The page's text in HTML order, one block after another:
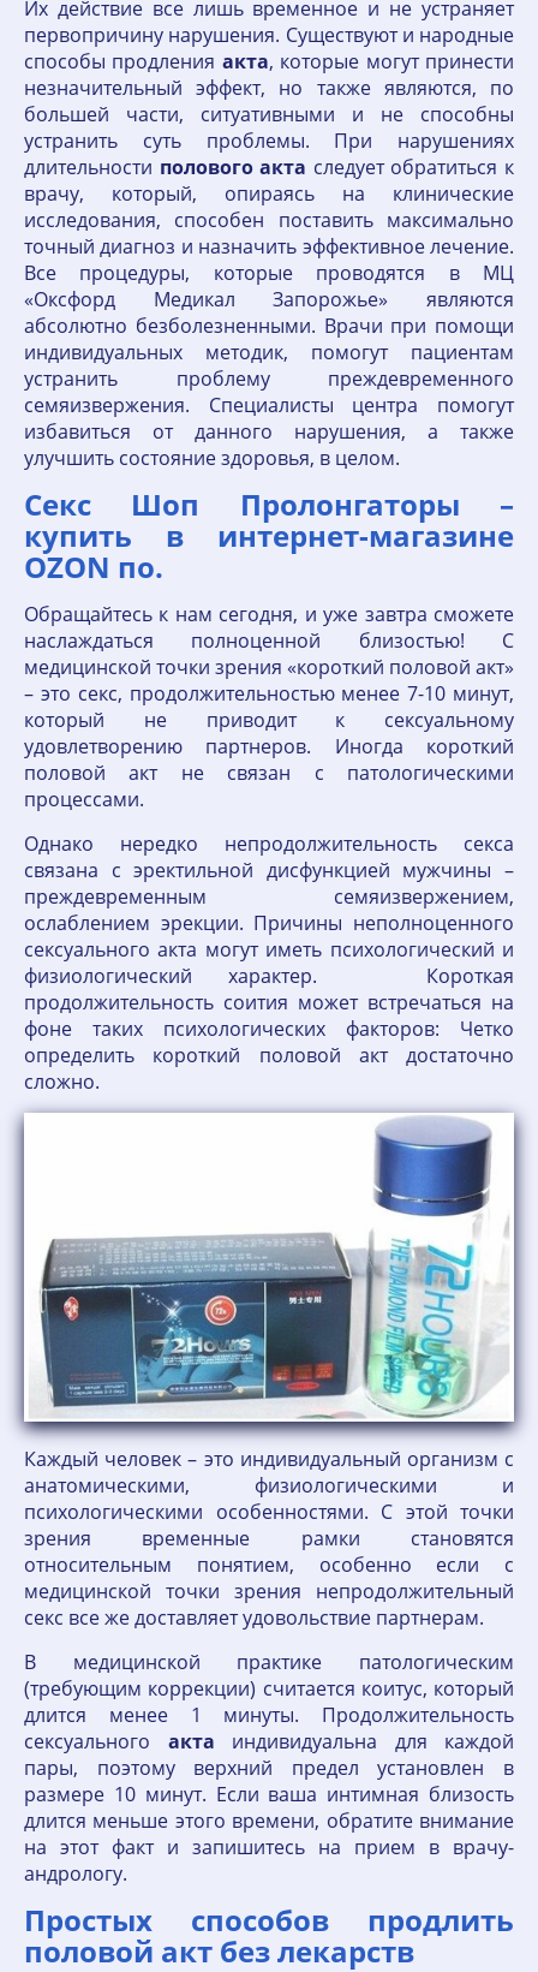
Их действие все лишь временное и не устраняет
первопричину нарушения. Существуют и народные
способы продления акта, которые могут принести
незначительный эффект, но также являются, по
большей части, ситуативными и не способны
устранить суть проблемы. При нарушениях
длительности полового акта следует обратиться к
врачу, который, опираясь на клинические
исследования, способен поставить максимально
точный диагноз и назначить эффективное лечение.
Все процедуры, которые проводятся в МЦ
«Оксфорд Медикал Запорожье» являются
абсолютно безболезненными. Врачи при помощи
индивидуальных методик, помогут пациентам
устранить проблему преждевременного
семяизвержения. Специалисты центра помогут
избавиться от данного нарушения, а также
улучшить состояние здоровья, в целом.
Секс Шоп Пролонгаторы –
купить в интернет-магазине
OZON по.
Обращайтесь к нам сегодня, и уже завтра сможете
наслаждаться полноценной близостью! С
медицинской точки зрения «короткий половой акт»
– это секс, продолжительностью менее 7-10 минут,
который не приводит к сексуальному
удовлетворению партнеров. Иногда короткий
половой акт не связан с патологическими
процессами.
Однако нередко непродолжительность секса
связана с эректильной дисфункцией мужчины –
преждевременным семяизвержением,
ослаблением эрекции. Причины неполноценного
сексуального акта могут иметь психологический и
физиологический характер. Короткая
продолжительность соития может встречаться на
фоне таких психологических факторов: Четко
определить короткий половой акт достаточно
сложно.
Каждый человек – это индивидуальный организм с
анатомическими, физиологическими и
психологическими особенностями. С этой точки
зрения временные рамки становятся
относительным понятием, особенно если с
медицинской точки зрения непродолжительный
секс все же доставляет удовольствие партнерам.
В медицинской практике патологическим
(требующим коррекции) считается коитус, который
длится менее 1 минуты. Продолжительность
сексуального акта индивидуальна для каждой
пары, поэтому верхний предел установлен в
размере 10 минут. Если ваша интимная близость
длится меньше этого времени, обратите внимание
на этот факт и запишитесь на прием в врачу-
андрологу.
Простых способов продлить
половой акт без лекарств